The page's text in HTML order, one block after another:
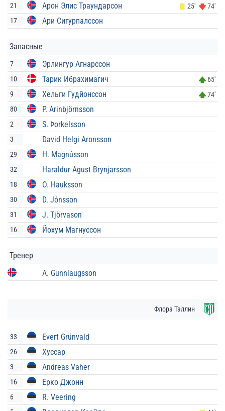
21
Арон Элис Траундарсон 25'
74'
17
Ари Сигурпалссон
Запасные
7 Эрлингур Агнарссон
10 Тарик Ибрахимагич
65'
9
Хельги Гудйонссон
74'
80
P. Arinbjörnsson
2 S. Þorkelsson
3 David Helgi Aronsson
29 H. Magnússon
32 Haraldur Agust Brynjarsson
18 O. Hauksson
30 D. Jónsson
31 J. Tjörvason
16 Йохум Магнуссон
Тренер
A. Gunnlaugsson
Флора Таллин
33 Evert Grünvald
26 Хуссар
3 Andreas Vaher
16 Ерко Джонн
6 R. Veering